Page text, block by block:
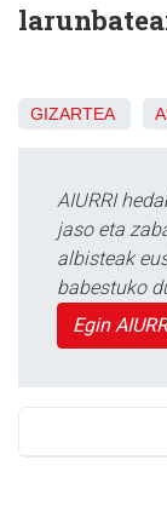
GIZARTEA
AIURRI
jaso eta
albisteak
babestuko
Egin